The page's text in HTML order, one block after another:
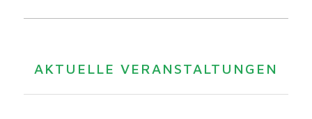
AKTUELLE VERANSTALTUNGEN